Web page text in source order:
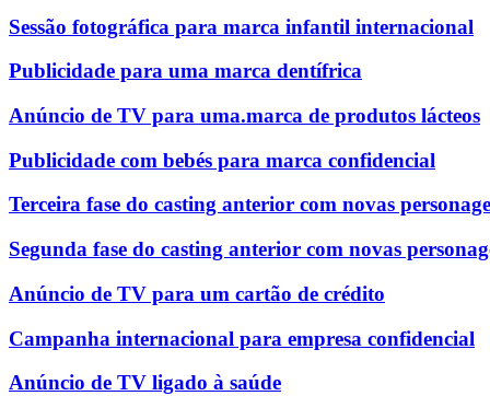
Sessão fotográfica para marca infantil internacional
Publicidade para uma marca dentífrica
Anúncio de TV para uma.marca de produtos lácteos
Publicidade com bebés para marca confidencial
Terceira fase do casting anterior com novas
Segunda fase do casting anterior com novas
Anúncio de TV para um cartão de crédito
Campanha internacional para empresa confidencial
Anúncio de TV ligado à saúde